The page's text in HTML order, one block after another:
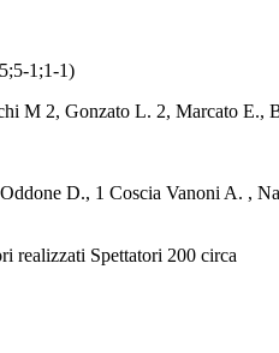
1;1-1)
2, Gonzato L. 2, Marcato E.,
D., 1 Coscia Vanoni A. ,
realizzati Spettatori 200 circa